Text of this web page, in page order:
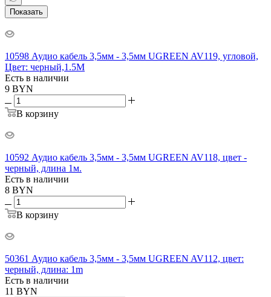
Показать
10598 Аудио кабель 3,5мм - 3,5мм UGREEN AV119, угловой,
Цвет: черный,1.5М
Есть в наличии
9 BYN
В корзину
10592 Аудио кабель 3,5мм - 3,5мм UGREEN AV118, цвет -
черный, длина 1м.
Есть в наличии
8 BYN
В корзину
50361 Аудио кабель 3,5мм - 3,5мм UGREEN AV112, цвет:
черный, длина: 1m
Есть в наличии
11 BYN